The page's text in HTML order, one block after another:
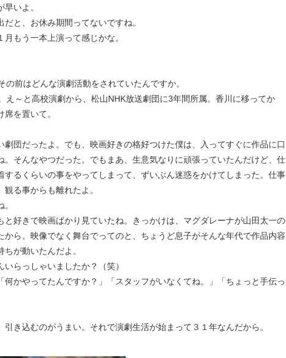
いよ。
と、お休み期間ってないですね。
もう一本上演って感じかな。
前はどんな演劇活動をされていたんですか。
～と高校演劇から、松山NHK放送劇団に3年間所属。香川に移ってか
を置いて。
団だったよ。でも、映画好きの格好つけた僕は、入ってすぐに作品に口
そんなやつだった。でもまあ、生意気なりに頑張っていたんだけど、仕
るくらいの事をやってしまって、ずいぶん迷惑をかけてしまった。仕事
る事からも離れたよ。
好きで映画ばかり見ていたね。きっかけは、マグダレーナが山田太一の
から。映像でなく舞台でってのと、ちょうど息子がそんな年代で作品内容
が動いたんだよ。
らっしゃいましたか？（笑）
かやってたんですか？」「スタッフがいなくてね。」「ちょっと手伝っ
き込むのがうまい。それで演劇生活が始まって３１年なんだから。